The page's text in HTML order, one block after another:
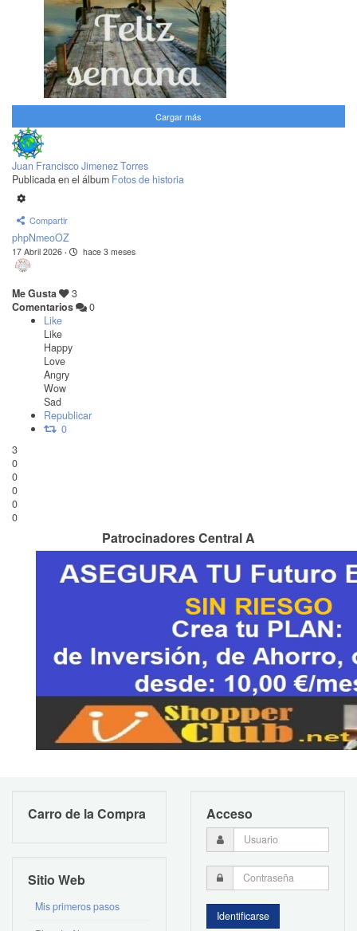
Cargar más
Juan Francisco Jimenez Torres
Publicada en el álbum Fotos de historia
Compartir
phpNmeoOZ
17 Abril 2026 · hace 3 meses
Me Gusta
3
Comentarios
0
Like
Like
Happy
Love
Angry
Wow
Sad
Republicar
0
3
0
0
0
0
0
Patrocinadores Central A
Carro de la Compra
Sitio Web
Mis primeros pasos
Acceso